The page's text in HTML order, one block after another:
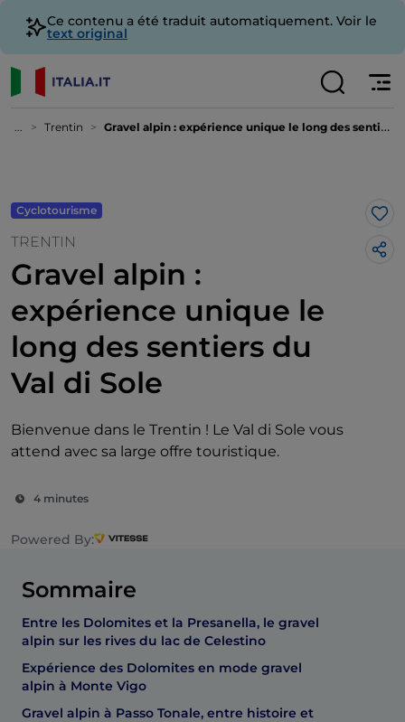
Ce contenu a été traduit automatiquement. Voir le
text original
... Trentin Gravel alpin : expérience unique le long des sentiers du Val di Sole
Cyclotourisme
TRENTIN
Gravel alpin :
expérience unique le
long des sentiers du
Val di Sole
Bienvenue dans le Trentin ! Le Val di Sole vous
attend avec sa large offre touristique.
4 minutes
Powered By:
Sommaire
Entre les Dolomites et la Presanella, le gravel
alpin sur les rives du lac de Celestino
Expérience des Dolomites en mode gravel
alpin à Monte Vigo
Gravel alpin à Passo Tonale, entre histoire et